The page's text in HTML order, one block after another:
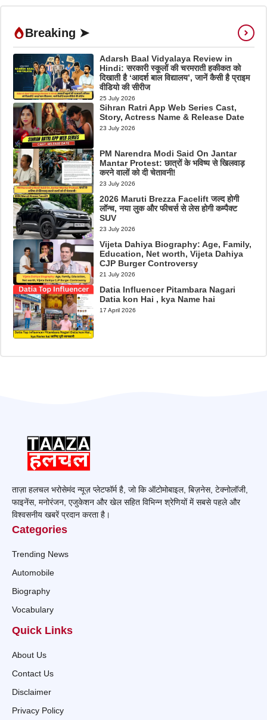
Breaking ➤
Adarsh Baal Vidyalaya Review in
Hindi: सरकारी स्कूलों की चरमराती हकीकत को
दिखाती है ‘आदर्श बाल विद्यालय’, जानें कैसी है प्राइम
वीडियो की सीरीज
25 July 2026
Sihran Ratri App Web Series Cast,
Story, Actress Name & Release Date
23 July 2026
PM Narendra Modi Said On Jantar
Mantar Protest: छात्रों के भविष्य से खिलवाड़
करने वालों को दी चेतावनी!
23 July 2026
2026 Maruti Brezza Facelift जल्द होगी
लॉन्च, नया लुक और फीचर्स से लेस होगी कम्पैक्ट
SUV
23 July 2026
Vijeta Dahiya Biography: Age, Family,
Education, Net worth, Vijeta Dahiya
CJP Burger Controversy
21 July 2026
Datia Influencer Pitambara Nagari
Datia kon Hai , kya Name hai
17 April 2026
ताज़ा हलचल भरोसेमंद न्यूज़ प्लेटफॉर्म है, जो कि ऑटोमोबाइल, बिज़नेस, टेक्नोलॉजी,
फाइनेंस, मनोरंजन, एजुकेशन और खेल सहित विभिन्न श्रेणियों में सबसे पहले और
विश्वसनीय खबरें प्रदान करता है।
Categories
Trending News
Automobile
Biography
Vocabulary
Quick Links
About Us
Contact Us
Disclaimer
Privacy Policy